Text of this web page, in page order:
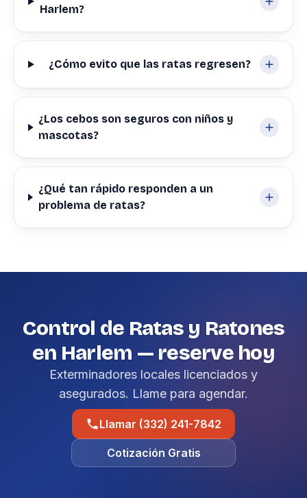
Harlem?
¿Cómo evito que las ratas regresen?
¿Los cebos son seguros con niños y
mascotas?
¿Qué tan rápido responden a un
problema de ratas?
Control de Ratas y Ratones
en Harlem — reserve hoy
Exterminadores locales licenciados y
asegurados. Llame para agendar.
Llamar (332) 241-7842
Cotización Gratis